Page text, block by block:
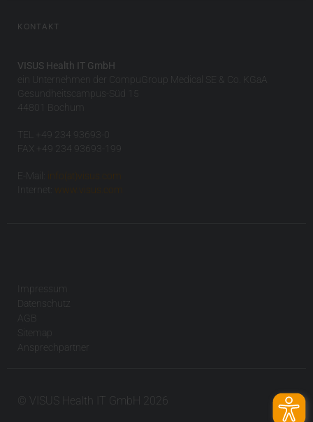
KONTAKT
VISUS Health IT GmbH
ein Unternehmen der CompuGroup Medical SE & Co. KGaA
Gesundheitscampus-Süd 15
44801 Bochum
TEL +49 234 93693-0
FAX +49 234 93693-199
E-Mail:
info(at)visus.com
Internet:
www.visus.com
Impressum
Datenschutz
AGB
Sitemap
Ansprechpartner
© VISUS Health IT GmbH 2026